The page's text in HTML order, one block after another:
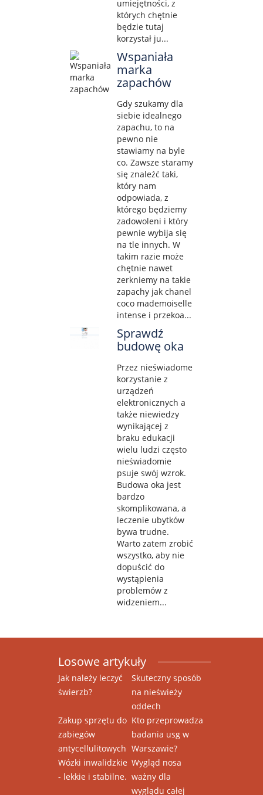
umiejętności, z
których chętnie
będzie tutaj
korzystał ju...
Wspaniała
marka
zapachów
Gdy szukamy dla
siebie idealnego
zapachu, to na
pewno nie
stawiamy na byle
co. Zawsze staramy
się znaleźć taki,
który nam
odpowiada, z
którego będziemy
zadowoleni i który
pewnie wybija się
na tle innych. W
takim razie może
chętnie nawet
zerkniemy na takie
zapachy jak chanel
coco mademoiselle
intense i przekoa...
Sprawdź
budowę oka
Przez nieświadome
korzystanie z
urządzeń
elektronicznych a
także niewiedzy
wynikającej z
braku edukacji
wielu ludzi często
nieświadomie
psuje swój wzrok.
Budowa oka jest
bardzo
skomplikowana, a
leczenie ubytków
bywa trudne.
Warto zatem zrobić
wszystko, aby nie
dopuścić do
wystąpienia
problemów z
widzeniem...
Losowe artykuły
Jak należy leczyć
świerzb?
Skuteczny sposób
na nieświeży
oddech
Zakup sprzętu do
zabiegów
antycellulitowych
Kto przeprowadza
badania usg w
Warszawie?
Wózki inwalidzkie
- lekkie i stabilne.
Wygląd nosa
ważny dla
wyglądu całej